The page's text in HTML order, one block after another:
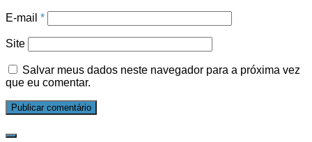
E-mail *
Site
Salvar meus dados neste navegador para a próxima vez
que eu comentar.